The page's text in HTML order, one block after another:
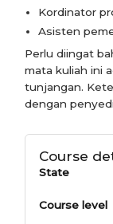
Kordinator
Asisten
Perlu diingat
mata kuliah ini
tunjangan.
dengan
Course
State
Course level